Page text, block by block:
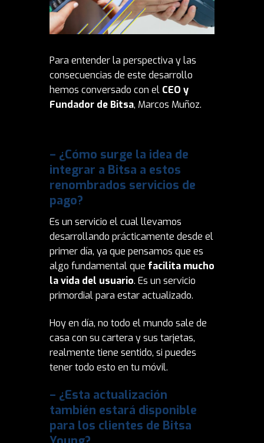
Para entender la perspectiva y las
consecuencias de este desarrollo
hemos conversado con el CEO y
Fundador de Bitsa, Marcos Muñoz.
– ¿Cómo surge la idea de
integrar a Bitsa a estos
renombrados servicios de
pago?
Es un servicio el cual llevamos
desarrollando prácticamente desde el
primer día, ya que pensamos que es
algo fundamental que facilita mucho
la vida del usuario. Es un servicio
primordial para estar actualizado.
Hoy en día, no todo el mundo sale de
casa con su cartera y sus tarjetas,
realmente tiene sentido, si puedes
tener todo esto en tu móvil.
– ¿Esta actualización
también estará disponible
para los clientes de Bitsa